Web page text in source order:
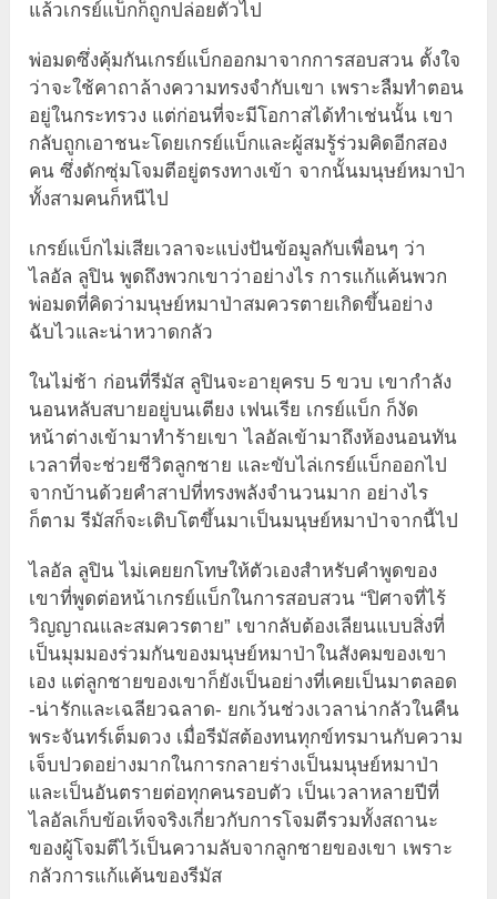
แล้วเกรย์แบ็กก็ถูกปล่อยตัวไป
พ่อมดซึ่งคุ้มกันเกรย์แบ็กออกมาจากการสอบสวน ตั้งใจ
ว่าจะใช้คาถาล้างความทรงจำกับเขา เพราะลืมทำตอน
อยู่ในกระทรวง แต่ก่อนที่จะมีโอกาสได้ทำเช่นนั้น เขา
กลับถูกเอาชนะโดยเกรย์แบ็กและผู้สมรู้ร่วมคิดอีกสอง
คน ซึ่งดักซุ่มโจมตีอยู่ตรงทางเข้า จากนั้นมนุษย์หมาป่า
ทั้งสามคนก็หนีไป
เกรย์แบ็กไม่เสียเวลาจะแบ่งปันข้อมูลกับเพื่อนๆ ว่า
ไลอัล ลูปิน พูดถึงพวกเขาว่าอย่างไร การแก้แค้นพวก
พ่อมดที่คิดว่ามนุษย์หมาป่าสมควรตายเกิดขึ้นอย่าง
ฉับไวและน่าหวาดกลัว
ในไม่ช้า ก่อนที่รีมัส ลูปินจะอายุครบ 5 ขวบ เขากำลัง
นอนหลับสบายอยู่บนเตียง เฟนเรีย เกรย์แบ็ก ก็งัด
หน้าต่างเข้ามาทำร้ายเขา ไลอัลเข้ามาถึงห้องนอนทัน
เวลาที่จะช่วยชีวิตลูกชาย และขับไล่เกรย์แบ็กออกไป
จากบ้านด้วยคำสาปที่ทรงพลังจำนวนมาก อย่างไร
ก็ตาม รีมัสก็จะเติบโตขึ้นมาเป็นมนุษย์หมาป่าจากนี้ไป
ไลอัล ลูปิน ไม่เคยยกโทษให้ตัวเองสำหรับคำพูดของ
เขาที่พูดต่อหน้าเกรย์แบ็กในการสอบสวน “ปิศาจที่ไร้
วิญญาณและสมควรตาย” เขากลับต้องเลียนแบบสิ่งที่
เป็นมุมมองร่วมกันของมนุษย์หมาป่าในสังคมของเขา
เอง แต่ลูกชายของเขาก็ยังเป็นอย่างที่เคยเป็นมาตลอด
-น่ารักและเฉลียวฉลาด- ยกเว้นช่วงเวลาน่ากลัวในคืน
พระจันทร์เต็มดวง เมื่อรีมัสต้องทนทุกข์ทรมานกับความ
เจ็บปวดอย่างมากในการกลายร่างเป็นมนุษย์หมาป่า
และเป็นอันตรายต่อทุกคนรอบตัว เป็นเวลาหลายปีที่
ไลอัลเก็บข้อเท็จจริงเกี่ยวกับการโจมตีรวมทั้งสถานะ
ของผู้โจมตีไว้เป็นความลับจากลูกชายของเขา เพราะ
กลัวการแก้แค้นของรีมัส